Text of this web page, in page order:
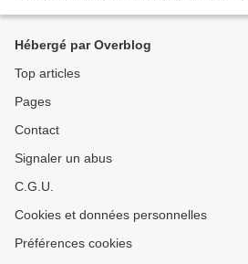
Hébergé par Overblog
Top articles
Pages
Contact
Signaler un abus
C.G.U.
Cookies et données personnelles
Préférences cookies